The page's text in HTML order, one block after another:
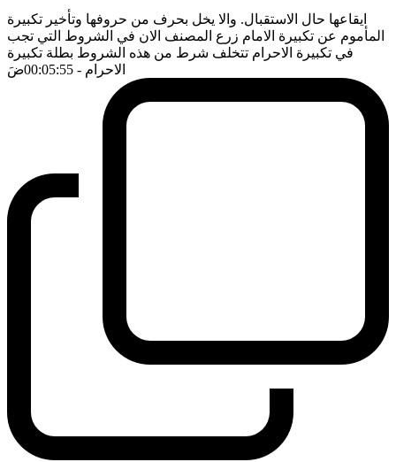
ايقاعها حال الاستقبال. والا يخل بحرف من حروفها وتأخير تكبيرة
المأموم عن تكبيرة الامام زرع المصنف الان في الشروط التي تجب
في تكبيرة الاحرام تتخلف شرط من هذه الشروط بطلة تكبيرة
الاحرام - 00:05:55 ضَ